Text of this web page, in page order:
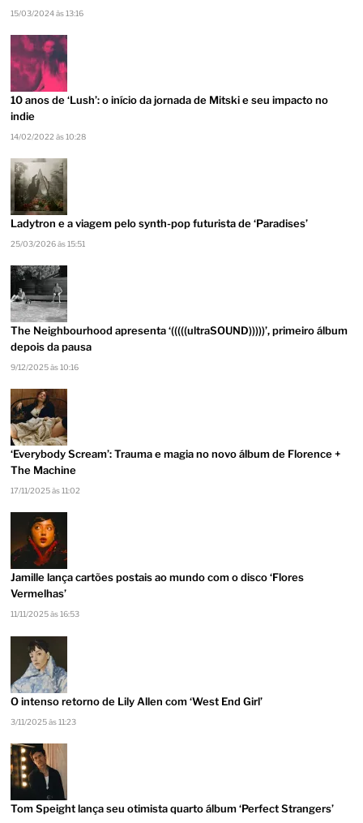
15/03/2024 às 13:16
10 anos de ‘Lush’: o início da jornada de Mitski e seu impacto no
indie
14/02/2022 às 10:28
Ladytron e a viagem pelo synth-pop futurista de ‘Paradises’
25/03/2026 às 15:51
The Neighbourhood apresenta ‘(((((ultraSOUND)))))’, primeiro álbum
depois da pausa
9/12/2025 às 10:16
‘Everybody Scream’: Trauma e magia no novo álbum de Florence +
The Machine
17/11/2025 às 11:02
Jamille lança cartões postais ao mundo com o disco ‘Flores
Vermelhas’
11/11/2025 às 16:53
O intenso retorno de Lily Allen com ‘West End Girl’
3/11/2025 às 11:23
Tom Speight lança seu otimista quarto álbum ‘Perfect Strangers’